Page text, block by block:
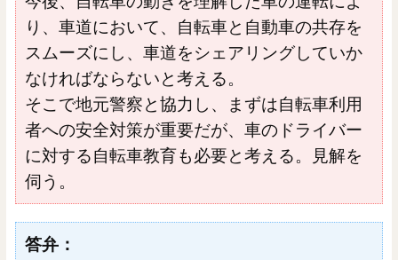
り、車道において、自転車と自動車の共存を
スムーズにし、車道をシェアリングしていか
なければならないと考える。
そこで地元警察と協力し、まずは自転車利用
者への安全対策が重要だが、車のドライバー
に対する自転車教育も必要と考える。見解を
伺う。
答弁：